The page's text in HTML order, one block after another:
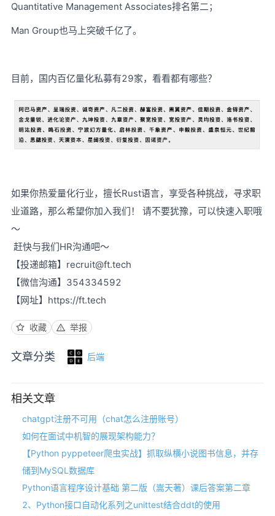
Quantitative Management Associates排名第二；
Man Group也马上突破千亿了。
目前，国内百亿量化私募有29家，看看都有哪些？
如果你热爱量化行业，擅长Rust语言，享受各种挑战，寻求职
业道路，那么希望你加入我们！ 请不要犹豫，可以快速入职哦
～
赶快与我们HR沟通吧～
【投递邮箱】recruit@ft.tech
【微信沟通】354334592
【网址】https://ft.tech
收藏 举报
文章分类 后端
相关文章
chatgpt注册不可用（chat怎么注册账号）
如何在面试中机智的展现架构能力？
【Python pyppeteer爬虫实战】抓取纵横小说图书信息，并存
储到MySQL数据库
Python语言程序设计基础 第二版（嵩天著）课后答案第二章
2、Python接口自动化系列之unittest结合ddt的使用